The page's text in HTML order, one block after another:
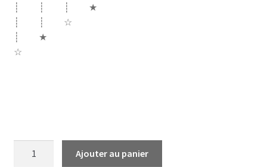
┊ ┊ ┊ ★
┊ ┊ ☆
┊ ★
☆
Ajouter au panier